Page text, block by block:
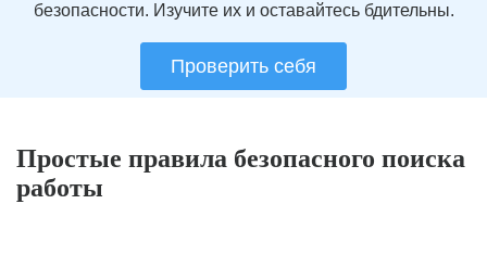
безопасности. Изучите их и оставайтесь бдительны.
Проверить себя
Простые правила безопасного поиска
работы